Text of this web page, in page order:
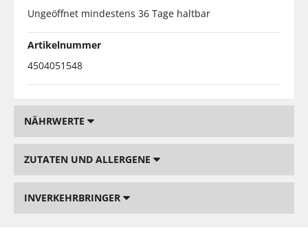
Ungeöffnet mindestens 36 Tage haltbar
Artikelnummer
4504051548
NÄHRWERTE
ZUTATEN UND ALLERGENE
INVERKEHRBRINGER